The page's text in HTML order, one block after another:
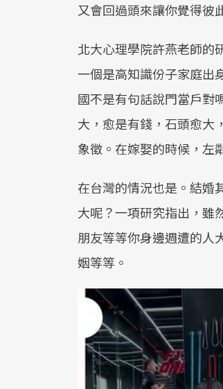
又會回過頭來讓你覺得彼
北大心理學院許燕老師的
一個是高知識份子家庭出
國不是有句話說門當戶對
大，愈是有錢，石頭愈大
象徵。在嫁娶的時候，左
在台灣的情況也是。結婚
大呢？一項研究指出，雖
朋友等等你身邊週遭的人
姻等等。